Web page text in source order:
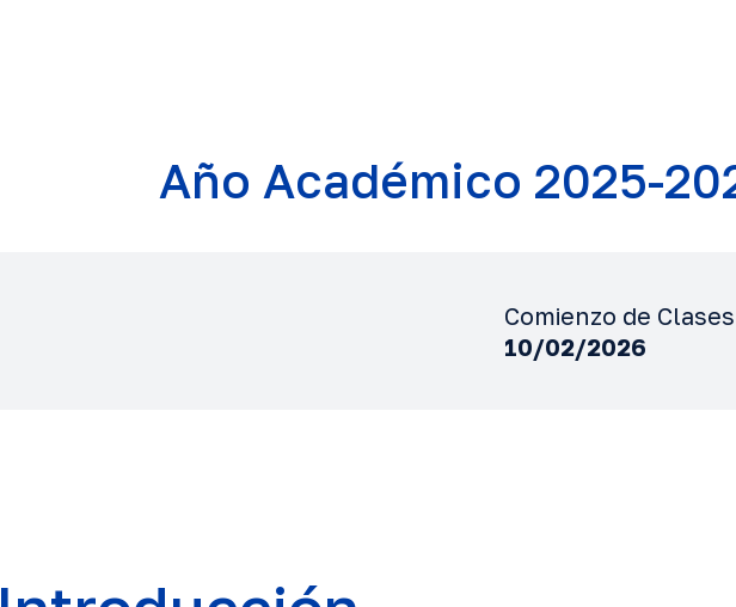
Año Académico 2025-
Comienzo de Clases
10/02/2026